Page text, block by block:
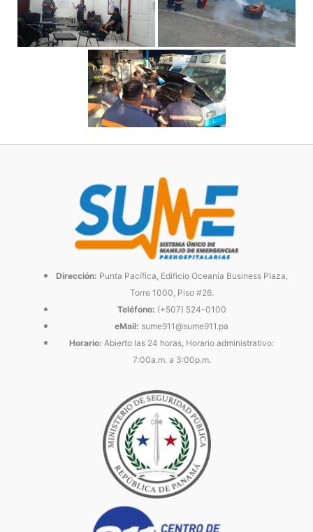
Dirección: Punta Pacífica, Edificio Oceanía Business Plaza,
Torre 1000, Piso #26.
Teléfono: (+507) 524-0100
eMail: sume911@sume911.pa
Horario: Abierto las 24 horas, Horario administrativo:
7:00a.m. a 3:00p.m.